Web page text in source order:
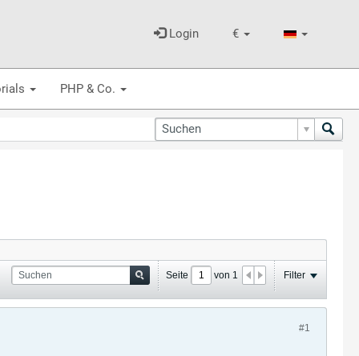
€
Login
PHP & Co.
Seite von 1 Filter
#1